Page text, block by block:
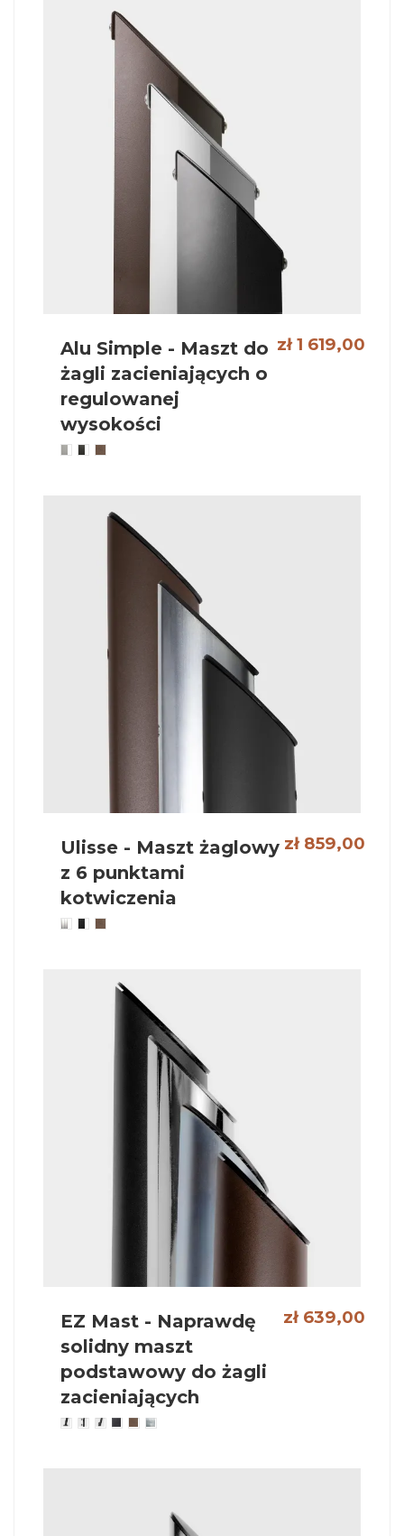
Alu Simple - Maszt do
żagli zacieniających o
regulowanej
wysokości
zł 1 619,00
Ulisse - Maszt żaglowy
z 6 punktami
kotwiczenia
zł 859,00
EZ Mast - Naprawdę
solidny maszt
podstawowy do żagli
zacieniających
zł 639,00